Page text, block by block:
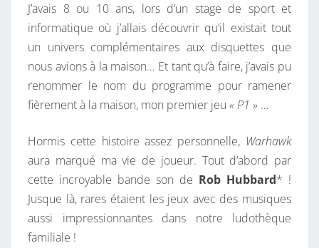
C
E
R
E
N
D
E
.
J’avais 8 ou 10 ans, lors d’un stage de sport et
informatique où j’allais découvrir qu’il existait tout
un univers complémentaires aux disquettes que
nous avions à la maison… Et tant qu’à faire, j’avais pu
renommer le nom du programme pour ramener
fièrement à la maison, mon premier jeu « P1 » …
Hormis cette histoire assez personnelle, Warhawk
aura marqué ma vie de joueur. Tout d’abord par
cette incroyable bande son de Rob Hubbard* !
Jusque là, rares étaient les jeux avec des musiques
aussi impressionnantes dans notre ludothèque
familiale !